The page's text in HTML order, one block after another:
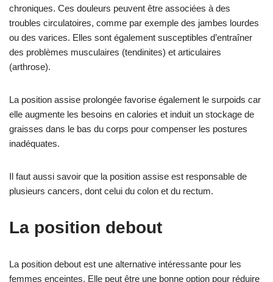
chroniques. Ces douleurs peuvent être associées à des
troubles circulatoires, comme par exemple des jambes lourdes
ou des varices. Elles sont également susceptibles d’entraîner
des problèmes musculaires (tendinites) et articulaires
(arthrose).
La position assise prolongée favorise également le surpoids car
elle augmente les besoins en calories et induit un stockage de
graisses dans le bas du corps pour compenser les postures
inadéquates.
Il faut aussi savoir que la position assise est responsable de
plusieurs cancers, dont celui du colon et du rectum.
La position debout
La position debout est une alternative intéressante pour les
femmes enceintes. Elle peut être une bonne option pour réduire